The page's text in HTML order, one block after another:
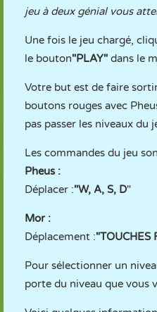
jeu à deux génial vous
Une fois le jeu chargé,
le bouton"PLAY" dans le
Votre but est de faire
boutons rouges avec
pas passer les niveaux du
Les commandes du jeu
Pheus :
Déplacer :"W, A, S, D"
Mor :
Déplacement :"TOUCHES
Pour sélectionner un
porte du niveau que vous